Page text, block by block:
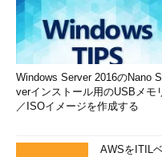
Windows Server 2016のNano
verインストール用のUSBメモ
／ISOイメージを作成する
AWSをITIL